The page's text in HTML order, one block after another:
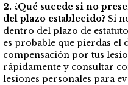
2. ¿Qué sucede si no
del plazo establecido? Si
dentro del plazo de
es probable que pierdas el
compensación por tus
rápidamente y consultar
lesiones personales para